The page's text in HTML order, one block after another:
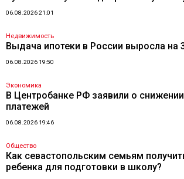
06.08.2026 21:01
Недвижимость
Выдача ипотеки в России выросла на
06.08.2026 19:50
Экономика
В Центробанке РФ заявили о
платежей
06.08.2026 19:46
Общество
Как севастопольским семьям
ребенка для подготовки в школу?